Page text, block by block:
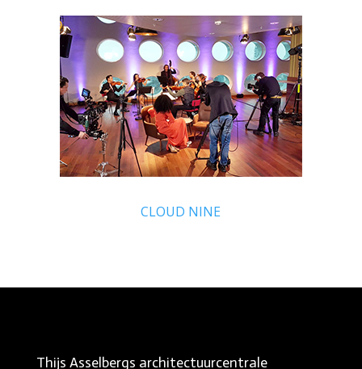
CLOUD NINE
Thijs Asselbergs architectuurcentrale